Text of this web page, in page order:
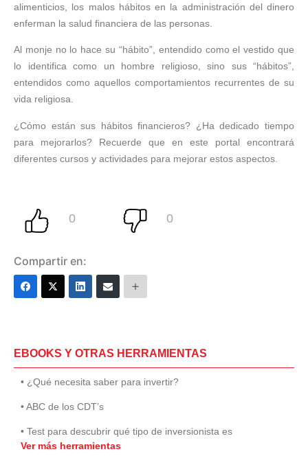
alimenticios, los malos hábitos en la administración del dinero
enferman la salud financiera de las personas.
Al monje no lo hace su “hábito”, entendido como el vestido que
lo identifica como un hombre religioso, sino sus “hábitos”,
entendidos como aquellos comportamientos recurrentes de su
vida religiosa.
¿Cómo están sus hábitos financieros? ¿Ha dedicado tiempo
para mejorarlos? Recuerde que en este portal encontrará
diferentes cursos y actividades para mejorar estos aspectos.
Compartir en:
EBOOKS Y OTRAS HERRAMIENTAS
• ¿Qué necesita saber para invertir?
• ABC de los CDT’s
• Test para descubrir qué tipo de inversionista es
Ver más herramientas